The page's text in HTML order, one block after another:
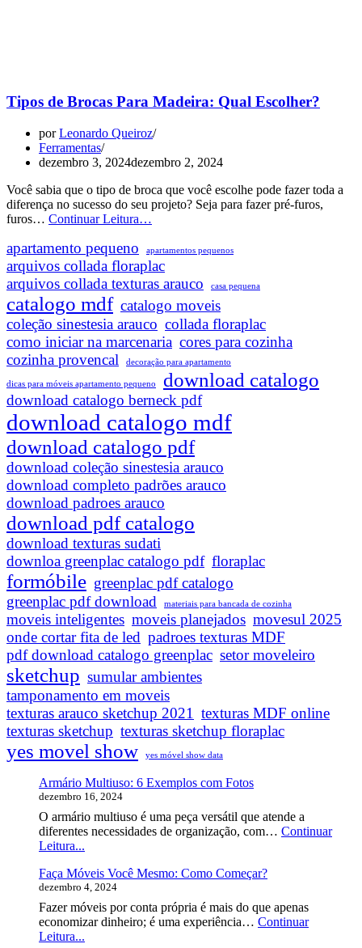
Tipos de Brocas Para Madeira: Qual Escolher?
porLeonardo Queiroz
Ferramentas
dezembro 3, 2024dezembro 2, 2024
Você sabia que o tipo de broca que você escolhe pode fazer toda a
diferença no sucesso do seu projeto? Seja para fazer pré-furos,
furos… Continuar Leitura…
Brocas
Para
Madeira:
Qual
Escolher?
apartamento pequeno apartamentos pequenos
arquivos collada floraplac
arquivos collada texturas arauco
casa pequena
catalogo mdf catalogo moveis
coleção sinestesia arauco collada floraplac
como iniciar na marcenaria cores para cozinha
cozinha provencal
decoração para apartamento
dicas para móveis apartamento pequeno download catalogo
download catalogo berneck pdf
download catalogo mdf
download catalogo pdf
download coleção sinestesia arauco
download completo padrões arauco
download padroes arauco
download pdf catalogo
download texturas sudati
downloa greenplac catalogo pdf floraplac
formóbile greenplac pdf catalogo
greenplac pdf download
materiais para bancada de cozinha
moveis inteligentes moveis planejados movesul 2025
onde cortar fita de led padroes texturas MDF
pdf download catalogo greenplac setor moveleiro
sketchup sumular ambientes
tamponamento em moveis
texturas arauco sketchup 2021
texturas MDF online
texturas sketchup texturas sketchup floraplac
yes movel show yes móvel show data
Armário Multiuso: 6 Exemplos com Fotos
dezembro 16, 2024
O armário multiuso é uma peça versátil que atende a
diferentes necessidades de organização, com… Continuar
Leitura...
6
Exemplos
com
Fotos
Faça Móveis Você Mesmo: Como Começar?
dezembro 4, 2024
Fazer móveis por conta própria é mais do que apenas
economizar dinheiro; é uma experiência… Continuar
Leitura...